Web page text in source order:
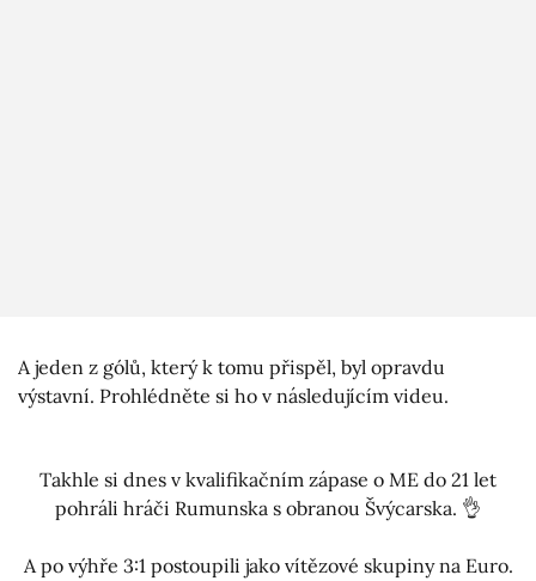
A jeden z gólů, který k tomu přispěl, byl opravdu
výstavní. Prohlédněte si ho v následujícím videu.
Takhle si dnes v kvalifikačním zápase o ME do 21 let
pohráli hráči Rumunska s obranou Švýcarska. 👌
A po výhře 3:1 postoupili jako vítězové skupiny na Euro.